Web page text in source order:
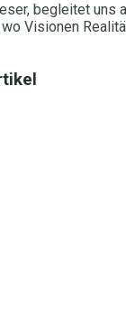
begleitet uns
Visionen